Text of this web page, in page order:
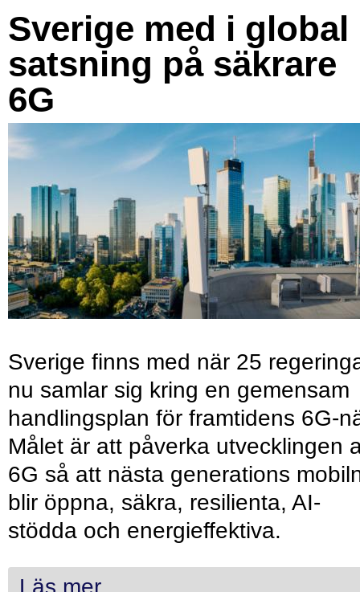
Sverige med i global
satsning på säkrare
6G
Sverige finns med när 25
nu samlar sig kring en gemensam
handlingsplan för framtidens 6G-
Målet är att påverka utvecklingen
6G så att nästa generations
blir öppna, säkra, resilienta, AI-
stödda och energieffektiva.